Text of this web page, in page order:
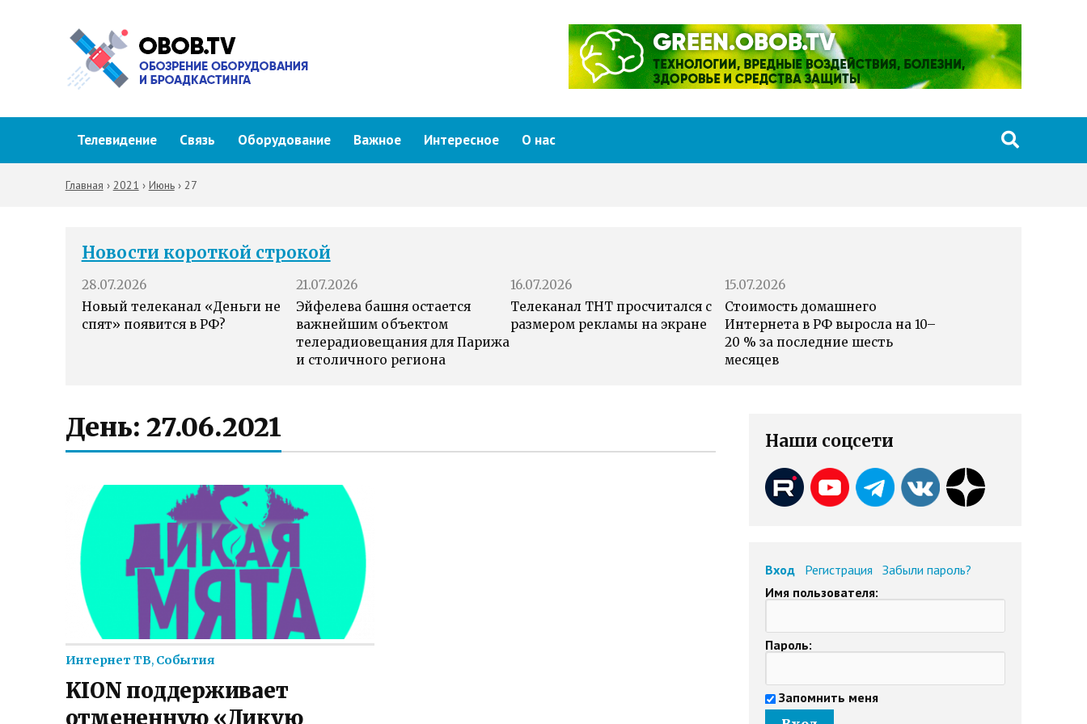
Телевидение Связь Оборудование Важное Интересное О нас
Главная › 2021 › Июнь› 27
Новости короткой строкой
28.07.2026
Новый телеканал «Деньги не
спят» появится в РФ?
21.07.2026
Эйфелева башня остается
важнейшим объектом
телерадиовещания для Парижа
и столичного региона
16.07.2026
Телеканал ТНТ просчитался с
размером рекламы на экране
15.07.2026
Стоимость домашнего
Интернета в РФ выросла на 10–
20 % за последние шесть
месяцев
День: 27.06.2021
Интернет ТВ, События
KION поддерживает
отмененную «Дикую
Наши соцсети
Вход Регистрация
Забыли пароль?
Имя пользователя:
Пароль:
Запомнить меня